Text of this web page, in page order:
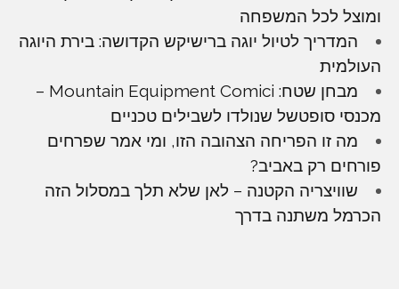
ומוצל לכל המשפחה
המדריך לטיול יוגה ברישיקש הקדושה: בירת היוגה
העולמית
מבחן שטח: Mountain Equipment Comici –
מכנסי סופטשל שנולדו לשבילים טכניים
מה זו הפריחה הצהובה הזו, ומי אמר שפרחים
פורחים רק באביב?
שוויצריה הקטנה – לאן שלא תלך במסלול הזה
הכרמל משתנה בדרך